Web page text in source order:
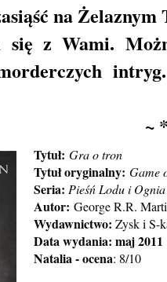
na
się z Wami.
~
Tytuł: Gra o tron
Tytuł oryginalny: Game
Seria: Pieśń Lodu i Ognia
Autor: George R.R.
Wydawnictwo: Zysk i S-
Data wydania: maj 2011
Natalia - ocena: 8/10